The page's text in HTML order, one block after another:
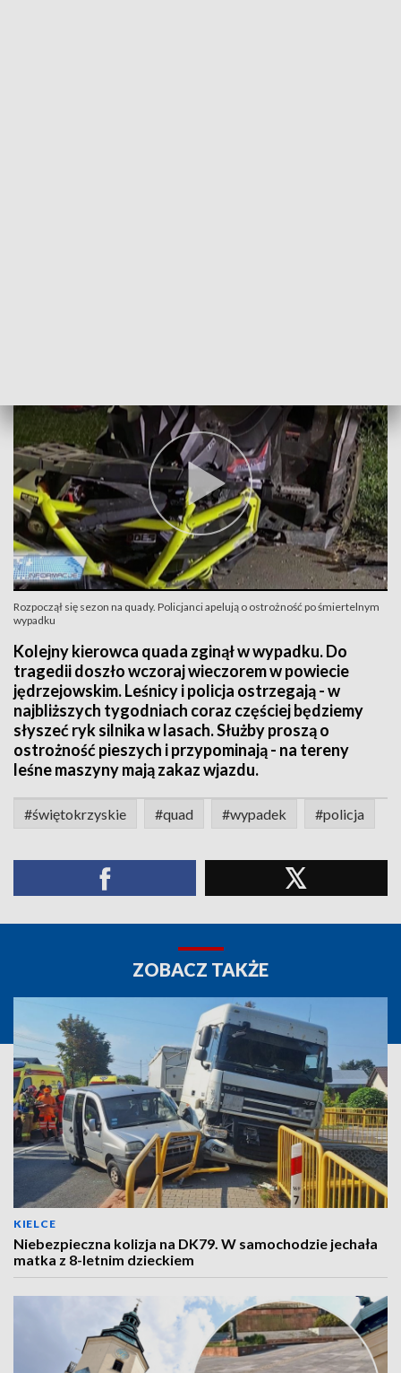
Rozpoczął się sezon na quady. Policjanci apelują o ostrożność po śmiertelnym
wypadku
Kolejny kierowca quada zginął w wypadku. Do
tragedii doszło wczoraj wieczorem w powiecie
jędrzejowskim. Leśnicy i policja ostrzegają - w
najbliższych tygodniach coraz częściej będziemy
słyszeć ryk silnika w lasach. Służby proszą o
ostrożność pieszych i przypominają - na tereny
leśne maszyny mają zakaz wjazdu.
#świętokrzyskie #quad #wypadek #policja
ZOBACZ TAKŻE
KIELCE
Niebezpieczna kolizja na DK79. W samochodzie jechała
matka z 8-letnim dzieckiem